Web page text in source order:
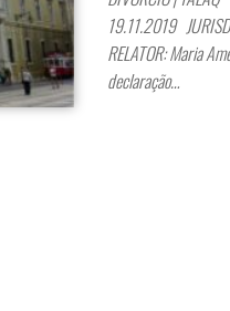
19.11.2019
RELATOR: Maria
declaração…